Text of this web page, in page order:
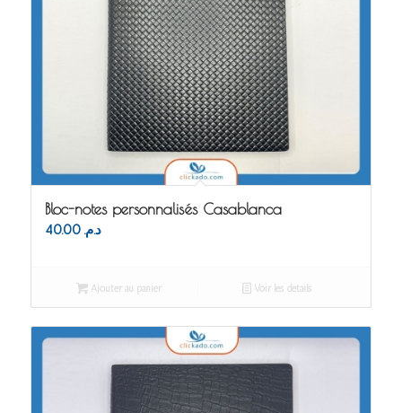
Bloc-notes personnalisés Casablanca
د.م. 40.00
Ajouter au panier Voir les détails